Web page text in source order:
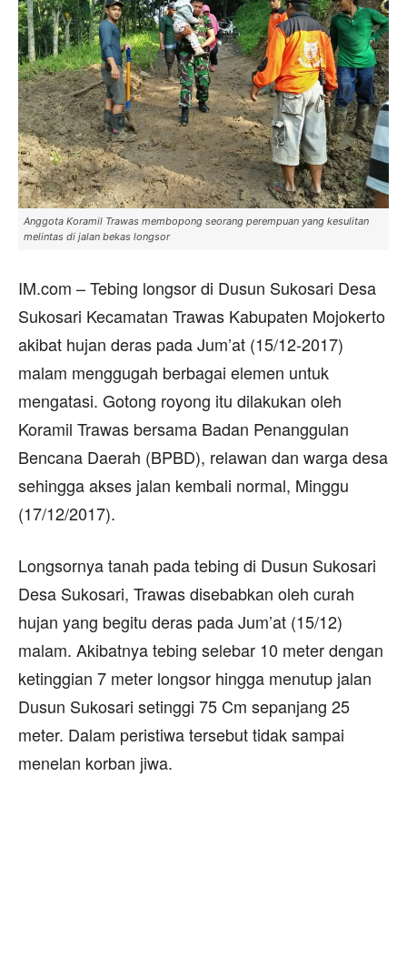
Anggota Koramil Trawas membopong seorang perempuan yang kesulitan
melintas di jalan bekas longsor
IM.com – Tebing longsor di Dusun Sukosari Desa
Sukosari Kecamatan Trawas Kabupaten Mojokerto
akibat hujan deras pada Jum’at (15/12-2017)
malam menggugah berbagai elemen untuk
mengatasi. Gotong royong itu dilakukan oleh
Koramil Trawas bersama Badan Penanggulan
Bencana Daerah (BPBD), relawan dan warga desa
sehingga akses jalan kembali normal, Minggu
(17/12/2017).
Longsornya tanah pada tebing di Dusun Sukosari
Desa Sukosari, Trawas disebabkan oleh curah
hujan yang begitu deras pada Jum’at (15/12)
malam. Akibatnya tebing selebar 10 meter dengan
ketinggian 7 meter longsor hingga menutup jalan
Dusun Sukosari setinggi 75 Cm sepanjang 25
meter. Dalam peristiwa tersebut tidak sampai
menelan korban jiwa.